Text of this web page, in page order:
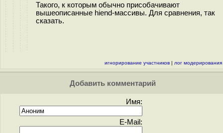
Такого, к которым обычно присобачивают
вышеописанные hiend-массивы. Для сравнения, так
сказать.
игнорирование участников | лог модерирования
Добавить комментарий
Имя:
E-Mail: